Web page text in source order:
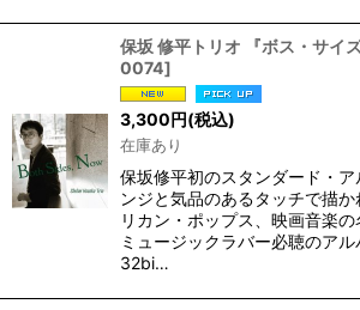
保坂 修平トリオ 『ボス・サイズ
0074]
3,300円(税込)
在庫あり
保坂修平初のスタンダード・
ンジと気品のあるタッチで描
リカン・ポップス、映画音楽
ミュージックラバー必聴のア
32bi…